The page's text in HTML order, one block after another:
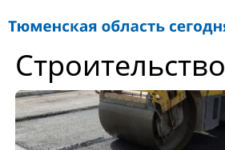
Cтроительство